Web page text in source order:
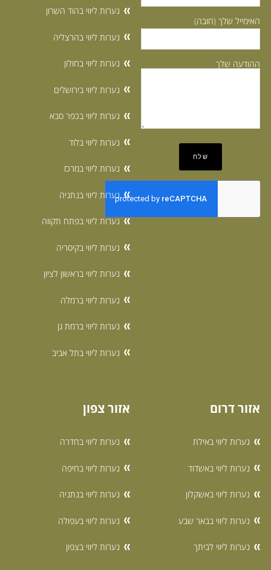
האימייל שלך (חובה)
ההודעה שלך
נערות ליווי בהוד השרון
נערות ליווי בהרצליה
נערות ליווי בחולון
נערות ליווי בירושלים
נערות ליווי בכפר סבא
נערות ליווי בלוד
נערות ליווי במרכז
נערות ליווי בנתניה
נערות ליווי בפתח תקווה
נערות ליווי בקיסריה
נערות ליווי בראשון לציון
נערות ליווי ברמלה
נערות ליווי ברמת גן
נערות ליווי בתל אביב
אזור דרום
נערות ליווי באילת
נערות ליווי באשדוד
נערות ליווי באשקלון
נערות ליווי בבאר שבע
נערות ליווי לביתך
אזור צפון
נערות ליווי בחדרה
נערות ליווי בחיפה
נערות ליווי בנתניה
נערות ליווי בעפולה
נערות ליווי בצפון